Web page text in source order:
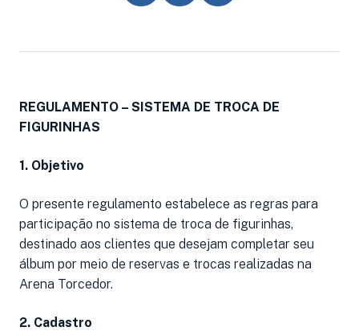
REGULAMENTO – SISTEMA DE TROCA DE
FIGURINHAS
1. Objetivo
O presente regulamento estabelece as regras para
participação no sistema de troca de figurinhas,
destinado aos clientes que desejam completar seu
álbum por meio de reservas e trocas realizadas na
Arena Torcedor.
2. Cadastro